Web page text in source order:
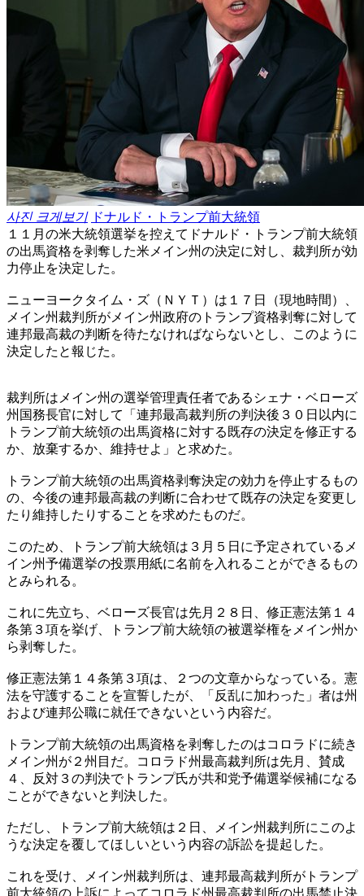
사진 크게보기 ドナルド・トランプ前大統領
１１月の米大統領選挙を控えてドナルド・トランプ前大統領
の出馬資格を剥奪した米メイン州の決定に対し、裁判所が効
力停止を決定した。
ニューヨークタイム・ズ（ＮＹＴ）は１７日（現地時間）、
メイン州裁判所がメイン州政府のトランプ資格剥奪に対して
連邦最高裁の判断を待たなければならないとし、このように
決定したと報じた。
裁判所はメイン州の選挙管理責任者であるシェナ・ベローズ
州国務長官に対して「連邦最高裁判所の判決後３０日以内に
トランプ前大統領の出馬資格に対する既存の決定を修正する
か、放棄するか、維持せよ」と求めた。
トランプ前大統領の出馬資格剥奪決定の効力を停止するもの
の、今後の連邦最高裁の判断に合わせて既存の決定を変更し
たり維持したりすることを求めたものだ。
このため、トランプ前大統領は３月５日に予定されているメ
イン州予備選挙の投票用紙に名前を入れることができるもの
とみられる。
これに先立ち、ベローズ長官は先月２８日、修正憲法第１４
条第３項を挙げ、トランプ前大統領の被選挙権をメイン州か
ら剥奪した。
修正憲法第１４条第３項は、２つの文章からなっている。憲
法を守護することを宣誓したが、「反乱に加わった」者は州
および連邦公職に就任できないという内容だ。
トランプ前大統領の出馬資格を剥奪したのはコロラドに続き
メイン州が２州目だ。コロラド州最高裁判所は先月、賛成
４、反対３の判決でトランプ氏が共和党予備選挙候補になる
ことができないと判決した。
ただし、トランプ前大統領は２日、メイン州裁判所にこのよ
うな決定を覆してほしいという内容の訴訟を提起した。
これを受け、メイン州裁判所は、連邦最高裁判所がトランプ